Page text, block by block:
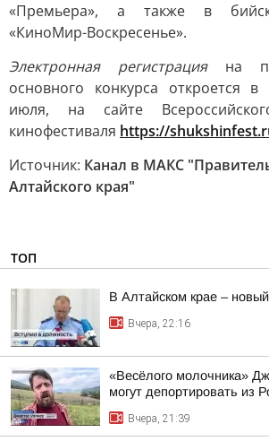
«Премьера», а также в
«КиноМир-Воскресенье».
Электронная регистрацияна
основного конкурса откроется
июля, на сайте
кинофестиваля https://
Источник: Канал в МАКС
Алтайского края"
ТОП
В Алтайском крае –
Вчера, 22:16
«Весёлого молочника»
могут депортировать из
Вчера, 21:39